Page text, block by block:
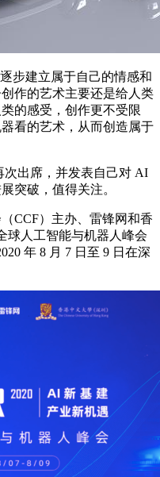
建立属于自己的情感和
作的艺术主要还是给人类
的感受，创作更不受限
看的艺术，从而创造属于
出席，并发表自己对 AI
突破，值得关注。
）主办、雷锋网和香
球人工智能与机器人峰会
年 8 月 7 日至 9 日在深